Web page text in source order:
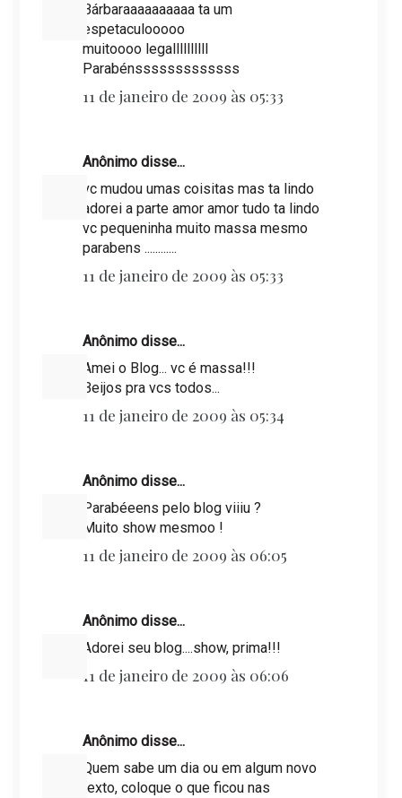
Bárbaraaaaaaaaaa ta um
espetaculooooo
muitoooo legallllllllll
Parabénsssssssssssss
11 de janeiro de 2009 às 05:33
Anônimo disse...
vc mudou umas coisitas mas ta lindo
adorei a parte amor amor tudo ta lindo
vc pequeninha muito massa mesmo
parabens ............
11 de janeiro de 2009 às 05:33
Anônimo disse...
Amei o Blog... vc é massa!!!
Beijos pra vcs todos...
11 de janeiro de 2009 às 05:34
Anônimo disse...
Parabéeens pelo blog viiiu ?
Muito show mesmoo !
11 de janeiro de 2009 às 06:05
Anônimo disse...
Adorei seu blog....show, prima!!!
11 de janeiro de 2009 às 06:06
Anônimo disse...
Quem sabe um dia ou em algum novo
texto, coloque o que ficou nas